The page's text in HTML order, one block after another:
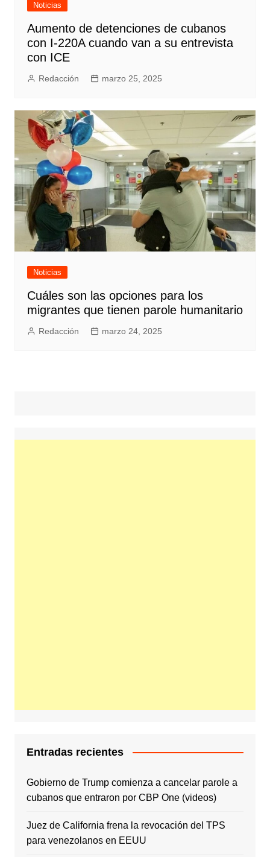
Noticias
Aumento de detenciones de cubanos
con I-220A cuando van a su entrevista
con ICE
Redacción marzo 25, 2025
Noticias
Cuáles son las opciones para los
migrantes que tienen parole humanitario
Redacción marzo 24, 2025
Entradas recientes
Gobierno de Trump comienza a cancelar parole a
cubanos que entraron por CBP One (videos)
Juez de California frena la revocación del TPS
para venezolanos en EEUU